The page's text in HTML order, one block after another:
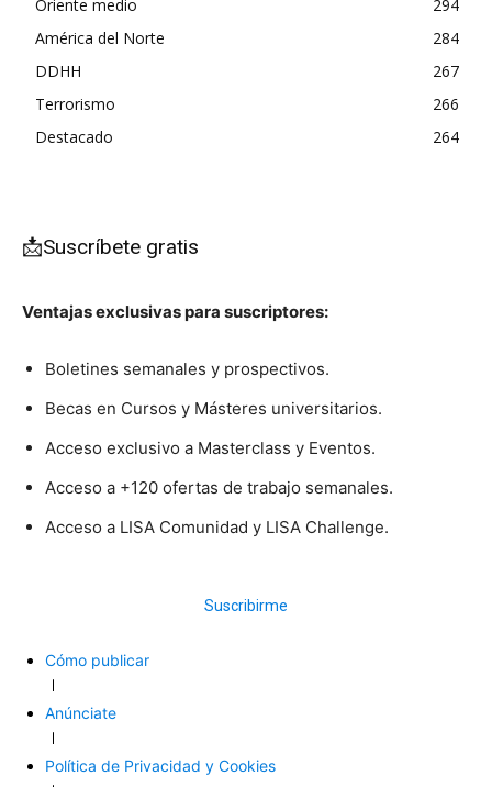
Oriente medio
294
América del Norte
284
DDHH
267
Terrorismo
266
Destacado
264
📩Suscríbete gratis
Ventajas exclusivas para suscriptores:
Boletines semanales y prospectivos.
Becas en Cursos y Másteres universitarios.
Acceso exclusivo a Masterclass y Eventos.
Acceso a +120 ofertas de trabajo semanales.
Acceso a LISA Comunidad y LISA Challenge.
Suscribirme
Cómo publicar
Anúnciate
Política de Privacidad y Cookies